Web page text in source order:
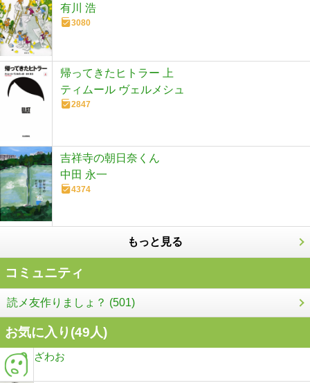
有川 浩
3080
帰ってきたヒトラー 上
ティムール ヴェルメシュ
2847
吉祥寺の朝日奈くん
中田 永一
4374
もっと見る
コミュニティ
読メ友作りましょ？ (501)
お気に入り(49人)
ざわお